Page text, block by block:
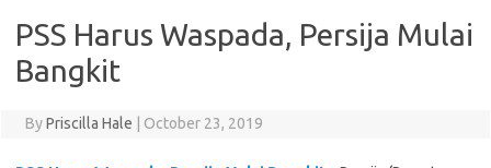
PSS Harus Waspada, Persija Mulai
Bangkit
ByPriscilla Hale October 23, 2019